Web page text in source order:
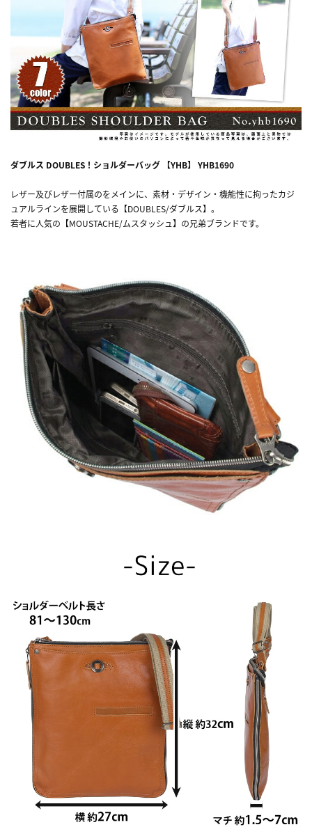
ダブルス DOUBLES！ショルダーバッグ 【YHB】 YHB1690
レザー及びレザー付属のをメインに、素材・デザイン・機能性に拘ったカジ
ュアルラインを展開している【DOUBLES/ダブルス】。
若者に人気の【MOUSTACHE/ムスタッシュ】の兄弟ブランドです。